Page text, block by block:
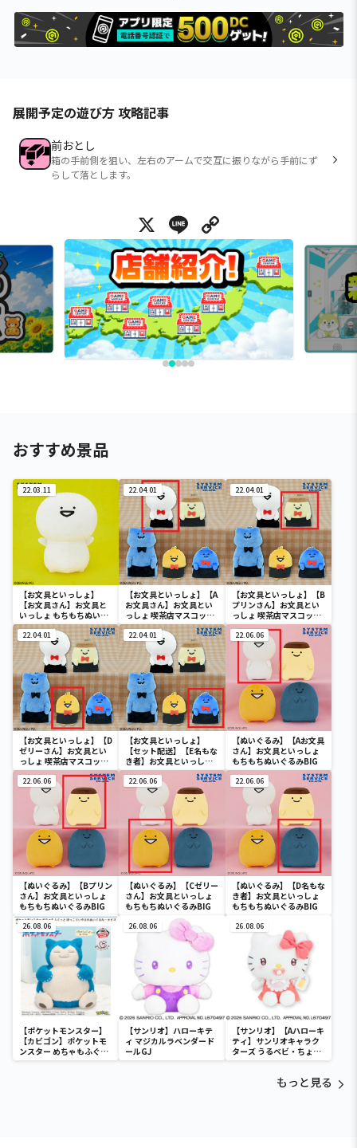
展開予定の遊び方 攻略記事
前おとし
箱の手前側を狙い、左右のアームで交互に振りながら手前にず
らして落とします。
X Line
おすすめ景品
22.03.11
【お文具といっしょ】
【お文具さん】お文具と
いっしょ もちもちぬいぐ
るみXL プレミアム
22.04.01
【お文具といっしょ】【A
お文具さん】お文具とい
っしょ 喫茶店マスコット
キーチェーン
22.04.01
【お文具といっしょ】【B
プリンさん】お文具とい
っしょ 喫茶店マスコット
キーチェーン
22.04.01
【お文具といっしょ】【D
ゼリーさん】お文具とい
っしょ 喫茶店マスコット
キーチェーン
22.04.01
【お文具といっしょ】
【セット配送】【E名もな
き者】お文具といっしょ
喫茶店マスコットキーチ
ェーン
22.06.06
【ぬいぐるみ】【Aお文具
さん】お文具といっしょ
もちもちぬいぐるみBIG
22.06.06
【ぬいぐるみ】【Bプリン
さん】お文具といっしょ
もちもちぬいぐるみBIG
22.06.06
【ぬいぐるみ】【Cゼリー
さん】お文具といっしょ
もちもちぬいぐるみBIG
22.06.06
【ぬいぐるみ】【D名もな
き者】お文具といっしょ
もちもちぬいぐるみBIG
26.08.06
【ポケットモンスター】
【カビゴン】ポケットモ
ンスター めちゃもふぐっ
と ほっこりいやされぬい
26.08.06
【サンリオ】ハローキテ
ィ マジカルラベンダード
ールGJ
26.08.06
【サンリオ】【Aハローキ
ティ】サンリオキャラク
ターズ うるベビ・ちょい
デカドール
もっと見る